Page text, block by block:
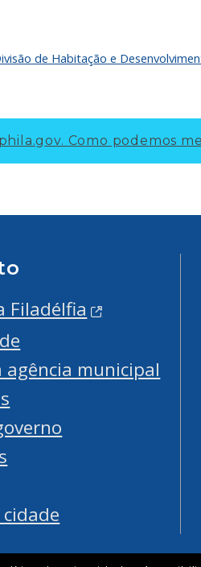
de Habitação e
Como podemos
Filadélfia
agência municipal